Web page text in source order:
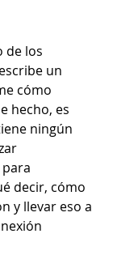
de los
un
cómo
hecho, es
ningún
decir, cómo
y llevar eso a